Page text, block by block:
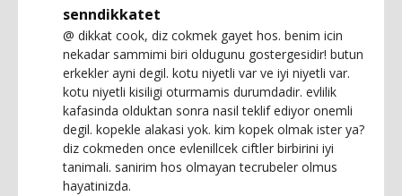
senndikkatet
@ dikkat cook, diz cokmek gayet hos. benim icin
nekadar sammimi biri oldugunu gostergesidir! butun
erkekler ayni degil. kotu niyetli var ve iyi niyetli var.
kotu niyetli kisiligi oturmamis durumdadir. evlilik
kafasinda olduktan sonra nasil teklif ediyor onemli
degil. kopekle alakasi yok. kim kopek olmak ister ya?
diz cokmeden once evlenillcek ciftler birbirini iyi
tanimali. sanirim hos olmayan tecrubeler olmus
hayatinizda.